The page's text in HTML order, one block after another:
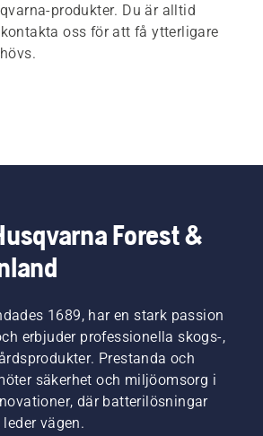
produkter. Du är alltid
oss för att få ytterligare
Forest &
1689, har en stark passion
erbjuder professionella skogs-,
Prestanda och
säkerhet och miljöomsorg i
där batterilösningar
vägen.